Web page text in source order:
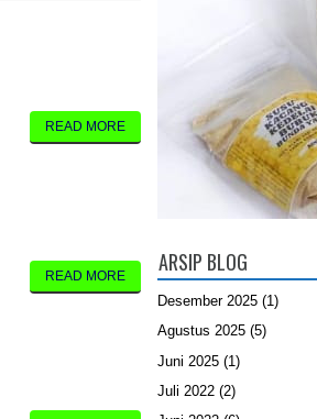
READ MORE
READ MORE ARSIP BLOG
Desember 2025 (1)
Agustus 2025 (5)
Juni 2025 (1)
Juli 2022 (2)